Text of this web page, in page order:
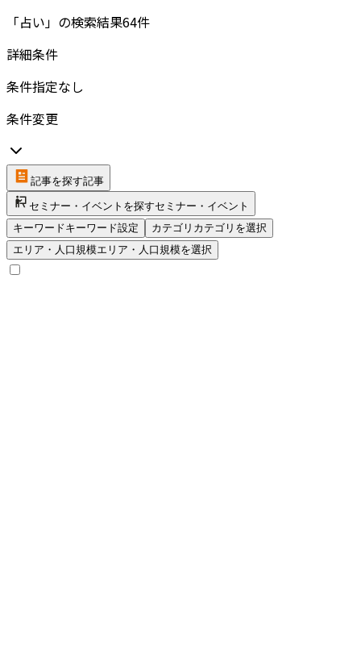
「占い」の検索結果64件
詳細条件
条件指定なし
条件変更
記事を探す記事
セミナー・イベントを探すセミナー・イベント
キーワードキーワード設定 カテゴリ カテゴリを選択
エリア・人口規模エリア・人口規模を選択